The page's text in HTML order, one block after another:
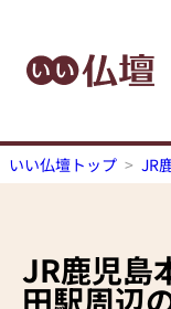
いい仏壇トップ JR
JR鹿児島
田駅周辺